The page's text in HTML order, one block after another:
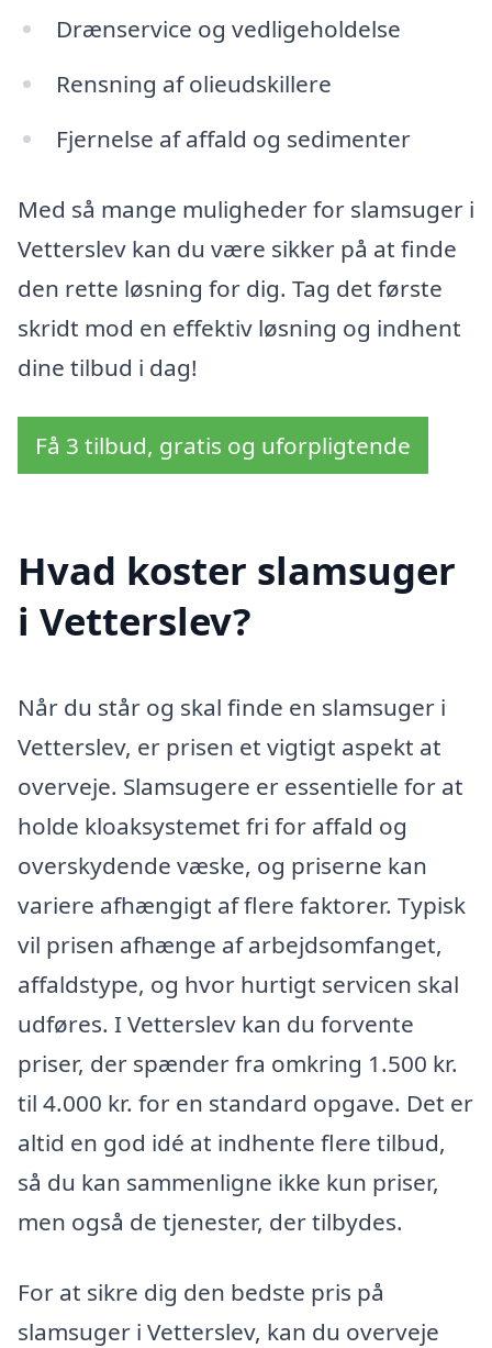
Drænservice og vedligeholdelse
Rensning af olieudskillere
Fjernelse af affald og sedimenter
Med så mange muligheder for slamsuger i
Vetterslev kan du være sikker på at finde
den rette løsning for dig. Tag det første
skridt mod en effektiv løsning og indhent
dine tilbud i dag!
Få 3 tilbud, gratis og uforpligtende
Hvad koster slamsuger
i Vetterslev?
Når du står og skal finde en slamsuger i
Vetterslev, er prisen et vigtigt aspekt at
overveje. Slamsugere er essentielle for at
holde kloaksystemet fri for affald og
overskydende væske, og priserne kan
variere afhængigt af flere faktorer. Typisk
vil prisen afhænge af arbejdsomfanget,
affaldstype, og hvor hurtigt servicen skal
udføres. I Vetterslev kan du forvente
priser, der spænder fra omkring 1.500 kr.
til 4.000 kr. for en standard opgave. Det er
altid en god idé at indhente flere tilbud,
så du kan sammenligne ikke kun priser,
men også de tjenester, der tilbydes.
For at sikre dig den bedste pris på
slamsuger i Vetterslev, kan du overveje